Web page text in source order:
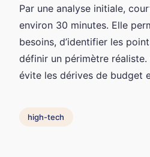
Par une analyse initiale,
environ 30 minutes. Elle
besoins, d’identifier les
définir un périmètre réaliste.
évite les dérives de budget
high-tech